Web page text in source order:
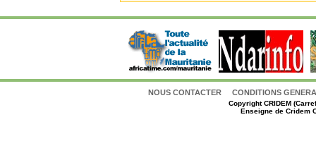
NOUS CONTACTER CONDITIONS
CopyrightCRIDEM
Enseigne de Cridem